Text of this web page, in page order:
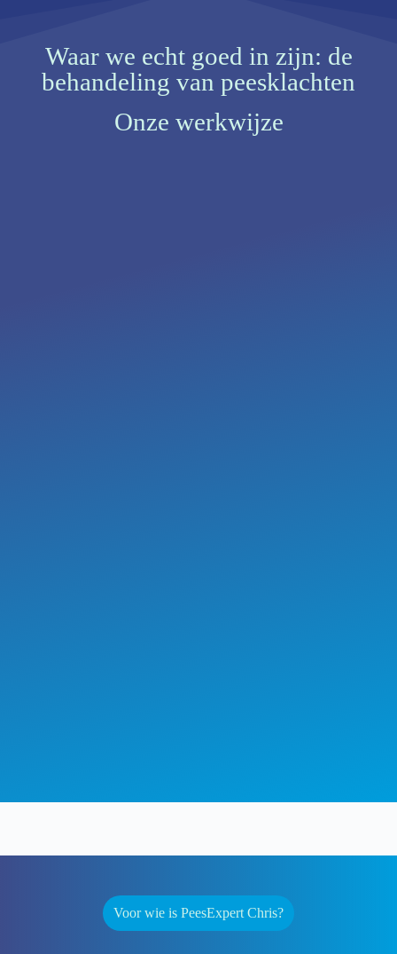
Waar we echt goed in zijn: de
behandeling van peesklachten
Onze werkwijze
Voor wie is PeesExpert Chris?